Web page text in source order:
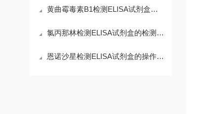
黄曲霉毒素B1检测ELISA试剂盒是保障食品安全的重要工具
氯丙那林检测ELISA试剂盒的检测敏感性与精确度
恩诺沙星检测ELISA试剂盒的操作步骤与注意事项